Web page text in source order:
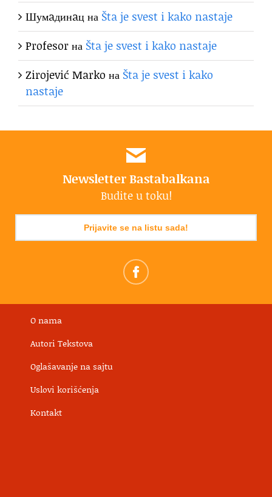
Шумaдинaцна Šta je svest i kako nastaje
Profesorна Šta je svest i kako nastaje
Zirojević Marko на Šta je svest i kako
nastaje
Newsletter Bastabalkana
Budite u toku!
Prijavite se na listu sada!
O nama
Autori Tekstova
Oglašavanje na sajtu
Uslovi korišćenja
Kontakt